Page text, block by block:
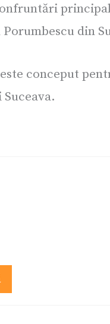
din
conceput